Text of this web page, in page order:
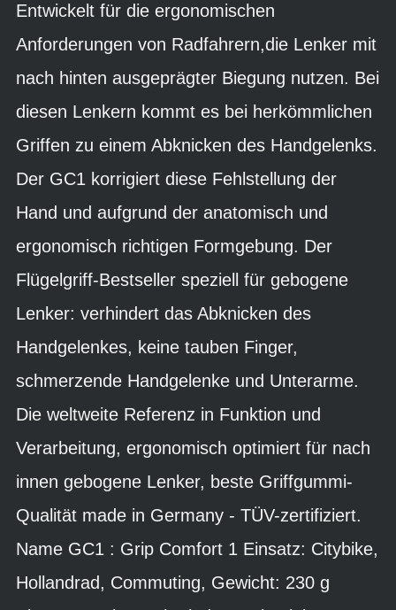
Entwickelt für die ergonomischen
Anforderungen von Radfahrern,die Lenker mit
nach hinten ausgeprägter Biegung nutzen. Bei
diesen Lenkern kommt es bei herkömmlichen
Griffen zu einem Abknicken des Handgelenks.
Der GC1 korrigiert diese Fehlstellung der
Hand und aufgrund der anatomisch und
ergonomisch richtigen Formgebung. Der
Flügelgriff-Bestseller speziell für gebogene
Lenker: verhindert das Abknicken des
Handgelenkes, keine tauben Finger,
schmerzende Handgelenke und Unterarme.
Die weltweite Referenz in Funktion und
Verarbeitung, ergonomisch optimiert für nach
innen gebogene Lenker, beste Griffgummi-
Qualität made in Germany - TÜV-zertifiziert.
Name GC1 : Grip Comfort 1 Einsatz: Citybike,
Hollandrad, Commuting, Gewicht: 230 g